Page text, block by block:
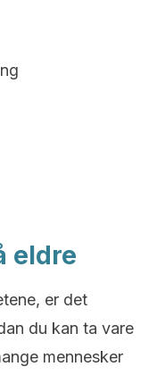
eldre
er det
du kan ta vare
mennesker